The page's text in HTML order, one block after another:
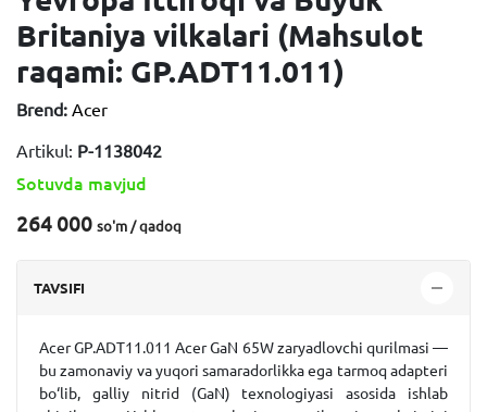
Britaniya vilkalari (Mahsulot
raqami: GP.ADT11.011)
Brend: Acer
Artikul: P-1138042
Sotuvda mavjud
264 000 so'm / qadoq
TAVSIFI
Acer GP.ADT11.011 Acer GaN 65W zaryadlovchi qurilmasi —
bu zamonaviy va yuqori samaradorlikka ega tarmoq adapteri
bo‘lib, galliy nitrid (GaN) texnologiyasi asosida ishlab